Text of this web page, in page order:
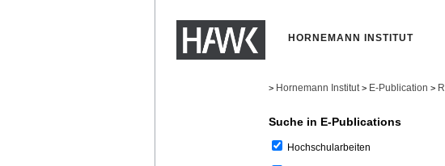
HORNEMANN INSTITUT
> Hornemann Institut > E-Publication >
Suche in E-Publications
Hochschularbeiten